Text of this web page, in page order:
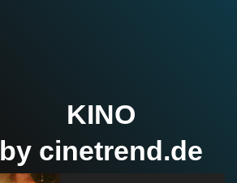
KINO
by cinetrend.de